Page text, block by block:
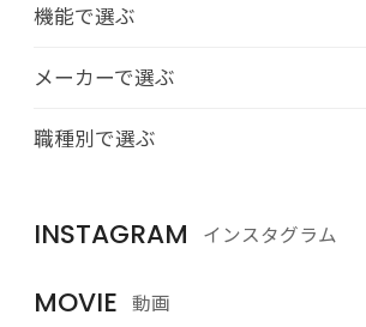
機能で選ぶ
メーカーで選ぶ
職種別で選ぶ
INSTAGRAM インスタグラム
MOVIE 動画